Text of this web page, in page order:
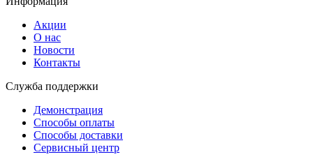
Акции
О нас
Новости
Контакты
Служба поддержки
Демонстрация
Способы оплаты
Способы доставки
Сервисный центр